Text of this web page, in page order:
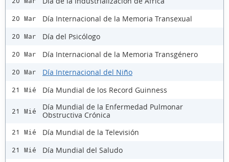
20 Mar Día Internacional de la Memoria Transexual
20 Mar Día del Psicólogo
20 Mar Día Internacional de la Memoria Transgénero
20 Mar Día Internacional del Niño
21 Mié Día Mundial de los Record Guinness
21 Mié
Día Mundial de la Enfermedad Pulmonar
Obstructiva Crónica
21 Mié Día Mundial de la Televisión
21 Mié Día Mundial del Saludo